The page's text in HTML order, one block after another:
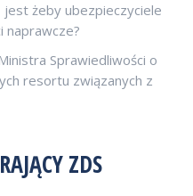
jest żeby ubezpieczyciele
naprawcze?
Sprawiedliwości o
resortu związanych z
ZDS